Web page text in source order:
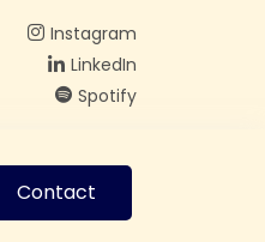
Instagram
LinkedIn
Spotify
Contact